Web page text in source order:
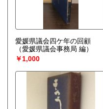
愛媛県議会四ケ年の回顧
（愛媛県議会事務局 編）
￥1,000